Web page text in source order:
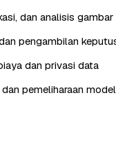
dan analisis gambar
pengambilan
dan privasi data
pemeliharaan model